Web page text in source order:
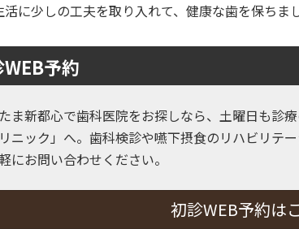
活に少しの工夫を取り入れて、健康な歯を保ちま
予約
ま新都心で歯科医院をお探しなら、土曜日も診
ニック」へ。歯科検診や嚥下摂食のリハビリテ
にお問い合わせください。
初診WEB予約は